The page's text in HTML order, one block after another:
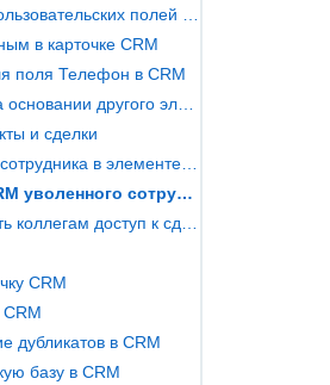
в карточке CRM
поля Телефон в CRM
и сделки
Как передать элементы CRM уволенного сотрудника
CRM
дубликатов в CRM
базу в CRM